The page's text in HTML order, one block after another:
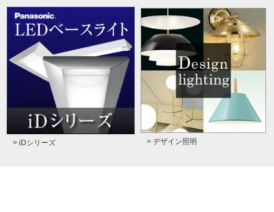
> iDシリーズ > デザイン照明